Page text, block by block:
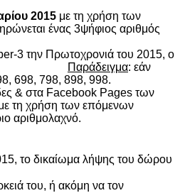
2015 με τη χρήση των
ένας 3ψήφιος αριθμός
3 την Πρωτοχρονιά του 2015, ο
Παράδειγμα: εάν
698, 798, 898, 998.
& στα Facebook Pages των
τη χρήση των επόμενων
αριθμολαχνό.
το δικαίωμα λήψης του δώρου
του, ή ακόμη να τον